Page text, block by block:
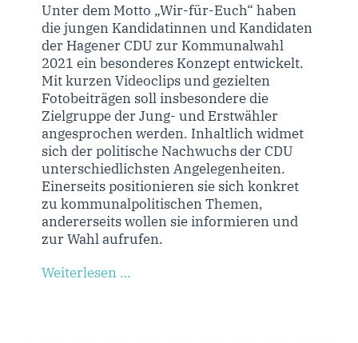
Unter dem Motto „Wir-für-Euch“ haben
die jungen Kandidatinnen und Kandidaten
der Hagener CDU zur Kommunalwahl
2021 ein besonderes Konzept entwickelt.
Mit kurzen Videoclips und gezielten
Fotobeiträgen soll insbesondere die
Zielgruppe der Jung- und Erstwähler
angesprochen werden. Inhaltlich widmet
sich der politische Nachwuchs der CDU
unterschiedlichsten Angelegenheiten.
Einerseits positionieren sie sich konkret
zu kommunalpolitischen Themen,
andererseits wollen sie informieren und
zur Wahl aufrufen.
Weiterlesen …